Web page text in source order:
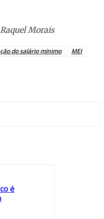
Morais
do salário mínimo MEI
é